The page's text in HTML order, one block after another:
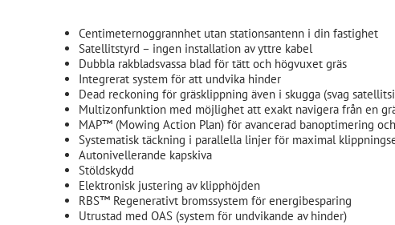
Centimeternoggrannhet utan stationsantenn i din fastighet
Satellitstyrd – ingen installation av yttre kabel
Dubbla rakbladsvassa blad för tätt och högvuxet gräs
Integrerat system för att undvika hinder
Dead reckoning för gräsklippning även i skugga (svag
Multizonfunktion med möjlighet att exakt navigera från en
MAP™ (Mowing Action Plan) för avancerad banoptimering
Systematisk täckning i parallella linjer för maximal
Autonivellerande kapskiva
Stöldskydd
Elektronisk justering av klipphöjden
RBS™ Regenerativt bromssystem för energibesparing
Utrustad med OAS (system för undvikande av hinder)